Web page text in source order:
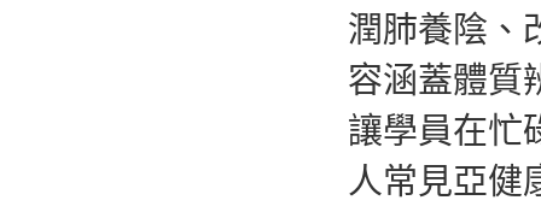
潤肺養陰、
容涵蓋體質
讓學員在忙
人常見亞健